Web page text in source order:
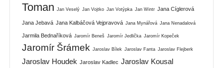
Toman
Jan Veselý Jan Vojtko Jan Votýpka Jan Wintr Jana Cíglerová
Jana Jebavá Jana Kalbáčová Vejpravová Jana Mynářová Jana Nenadalová
Jarmila Bednaříková Jaromír Beneš Jaromír Jedlička Jaromír Kopeček
Jaromír Šrámek Jaroslav Bílek Jaroslav Fanta Jaroslav Flejberk
Jaroslav Houdek Jaroslav Kadlec Jaroslav Kousal